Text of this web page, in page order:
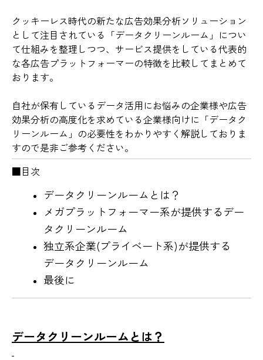
クッキーレス時代の新たな広告効果分析ソリューション
として注目されている「データクリーンルーム」につい
て仕組みを整理しつつ、サービス提供をしている代表的
な各広告プラットフォーマーの特徴を比較してまとめて
おります。
自社が保有しているデータ活用にお悩みの企業様や広告
効果分析の高度化を求めている企業様向けに「データク
リーンルーム」の必要性をわかりやすく解説しておりま
すので是非ご参考ください。
■目次
データクリーンルームとは？
メガプラットフォーマー系が提供するデー
タクリーンルーム
独立系企業(プライベート系)が提供する
データクリーンルーム
最後に
データクリーンルームとは？